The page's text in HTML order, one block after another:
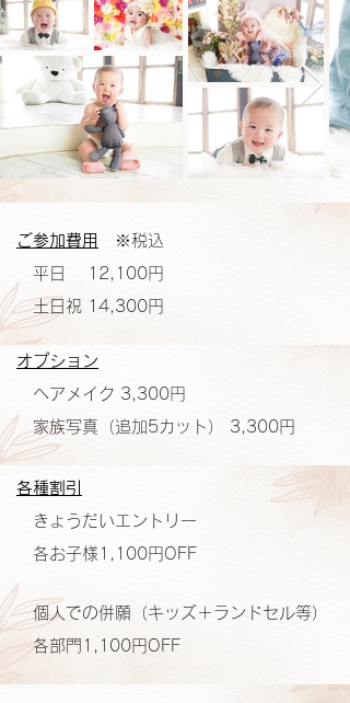
ご参加費用
※税込
平日 12,100円
土日祝 14,300円
オプション
ヘアメイク 3,300円
家族写真（追加5カット） 3,300円
各種割引
きょうだいエントリー
各お子様1,100円OFF
個人での併願（キッズ＋ランドセル等）
各部門1,100円OFF